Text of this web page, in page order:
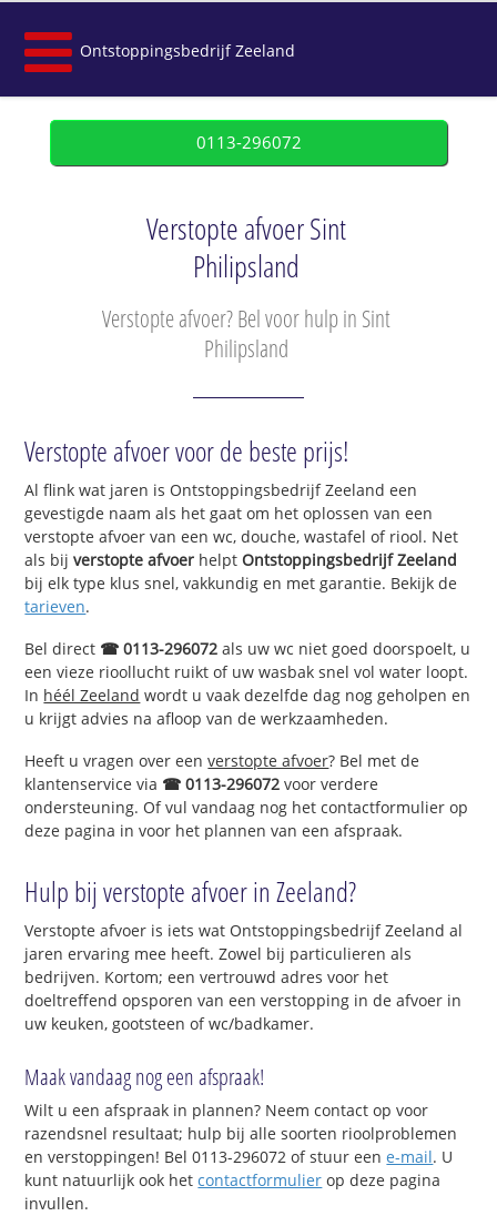
Ontstoppingsbedrijf Zeeland
0113-296072
Verstopte afvoer Sint
Philipsland
Verstopte afvoer? Bel voor hulp in Sint
Philipsland
Verstopte afvoer voor de beste prijs!
Al flink wat jaren is Ontstoppingsbedrijf Zeeland een
gevestigde naam als het gaat om het oplossen van een
verstopte afvoer van een wc, douche, wastafel of riool. Net
als bijverstopte afvoer helptOntstoppingsbedrijf Zeeland
bij elk type klus snel, vakkundig en met garantie. Bekijk de
tarieven.
Bel direct ☎ 0113-296072 als uw wc niet goed doorspoelt, u
een vieze rioollucht ruikt of uw wasbak snel vol water loopt.
In héél Zeeland wordt u vaak dezelfde dag nog geholpen en
u krijgt advies na afloop van de werkzaamheden.
Heeft u vragen over eenverstopte afvoer? Bel met de
klantenservice via ☎ 0113-296072 voor verdere
ondersteuning. Of vul vandaag nog het contactformulier op
deze pagina in voor het plannen van een afspraak.
Hulp bij verstopte afvoer in Zeeland?
Verstopte afvoer is iets wat Ontstoppingsbedrijf Zeeland al
jaren ervaring mee heeft. Zowel bij particulieren als
bedrijven. Kortom; een vertrouwd adres voor het
doeltreffend opsporen van een verstopping in de afvoer in
uw keuken, gootsteen of wc/badkamer.
Maak vandaag nog een afspraak!
Wilt u een afspraak in plannen? Neem contact op voor
razendsnel resultaat; hulp bij alle soorten rioolproblemen
en verstoppingen! Bel 0113-296072 of stuur eene-mail. U
kunt natuurlijk ook hetcontactformulier op deze pagina
invullen.